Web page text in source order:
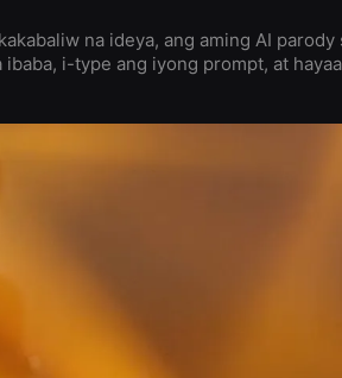
na ideya, ang aming AI
i-type ang iyong prompt, at